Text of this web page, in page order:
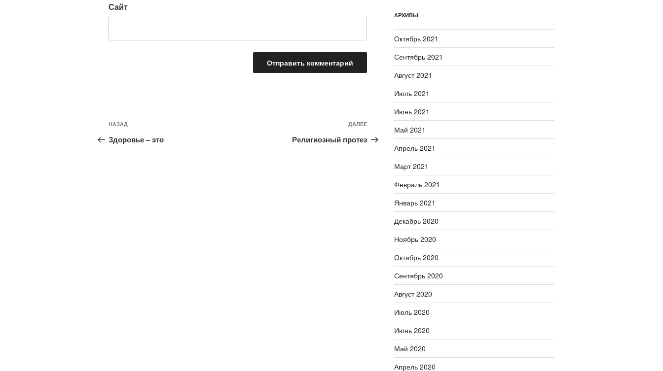
Сайт
Навигация
по
Предыдущая
запись:
НАЗАД
Здоровье – это
Следующая
запись
ДАЛЕЕ
Религиозный протез
АРХИВЫ
Октябрь 2021
Сентябрь 2021
Август 2021
Июль 2021
Июнь 2021
Май 2021
Апрель 2021
Март 2021
Февраль 2021
Январь 2021
Декабрь 2020
Ноябрь 2020
Октябрь 2020
Сентябрь 2020
Август 2020
Июль 2020
Июнь 2020
Май 2020
Апрель 2020